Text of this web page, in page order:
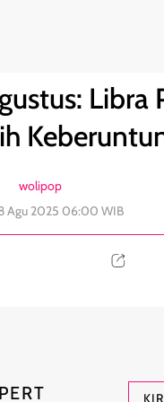
Libra
wolipop
Agu 2025 06:00 WIB